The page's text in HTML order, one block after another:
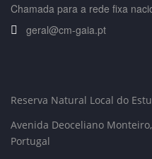
Chamada para a rede fixa
geral@cm-gaia.pt
Reserva Natural Local do
Avenida Deoceliano
Portugal